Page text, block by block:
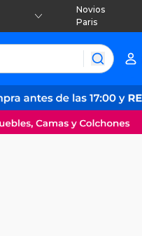
Novios
Paris